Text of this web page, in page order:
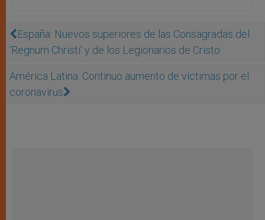
España: Nuevos superiores de las Consagradas del
'Regnum Christi' y de los Legionarios de Cristo
América Latina: Continuo aumento de víctimas por el
coronavirus